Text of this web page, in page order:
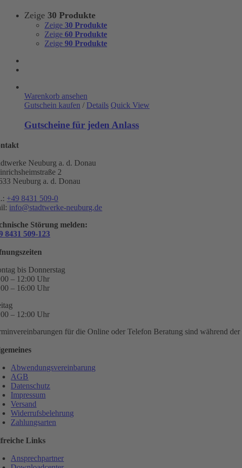
Zeige 30 Produkte
Zeige 30 Produkte
Zeige 60 Produkte
Zeige 90 Produkte
Warenkorb ansehen
Gutschein kaufen / Details Quick View
Gutscheine für jeden Anlass
Neuburg a. d. Donau
2
Neuburg a. d. Donau
+49 8431 509-0
info@stadtwerke-neuburg.de
Störung melden:
8431 509-123
bis Donnerstag
– 12:00 Uhr
– 16:00 Uhr
– 12:00 Uhr
für die Online oder Telefon Beratung sind während
Abwendungsvereinbarung
AGB
Datenschutz
Impressum
Versand
Widerrufsbelehrung
Zahlungsarten
Links
Ansprechpartner